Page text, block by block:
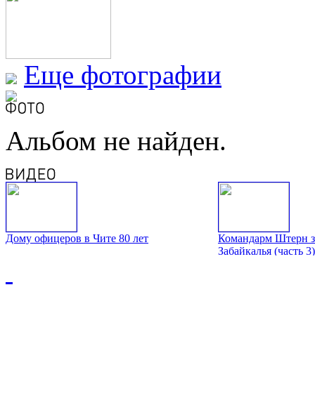
Еще фотографии
Альбом не найден.
Дому офицеров в Чите 80 лет
Командарм Штерн
Забайкалья (часть 3)